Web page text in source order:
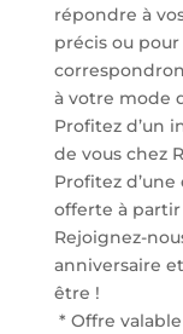
répondre à
précis ou
à votre mode
Profitez d’un
de vous chez
Profitez
offerte à partir
Rejoignez-
anniversaire
être !
* Offre